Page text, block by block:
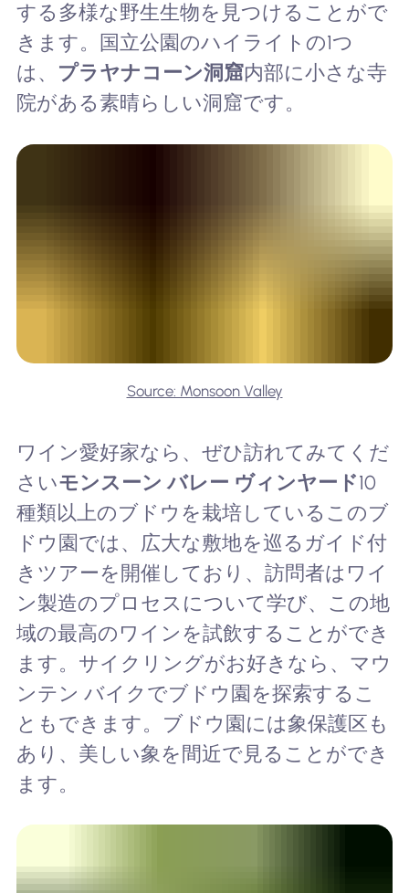
する多様な野生生物を見つけることがで
きます。国立公園のハイライトの1つ
は、 プラヤナコーン洞窟内部に小さな寺
院がある素晴らしい洞窟です。
Source: Monsoon Valley
ワイン愛好家なら、ぜひ訪れてみてくだ
さいモンスーン バレー ヴィンヤード10
種類以上のブドウを栽培しているこのブ
ドウ園では、広大な敷地を巡るガイド付
きツアーを開催しており、訪問者はワイ
ン製造のプロセスについて学び、この地
域の最高のワインを試飲することができ
ます。サイクリングがお好きなら、マウ
ンテン バイクでブドウ園を探索するこ
ともできます。ブドウ園には象保護区も
あり、美しい象を間近で見ることができ
ます。